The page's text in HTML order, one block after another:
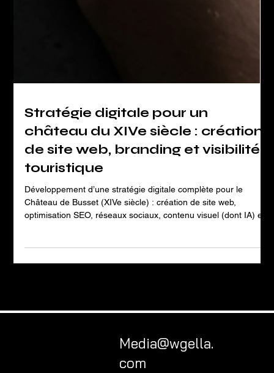
Stratégie digitale pour un
château du XIVe siècle : création
de site web, branding et visibilité
touristique
Développement d’une stratégie digitale complète pour le
Château de Busset (XIVe siècle) : création de site web,
supports print. Objectif : relancer l’activité touristique, générer
Media@wgella.